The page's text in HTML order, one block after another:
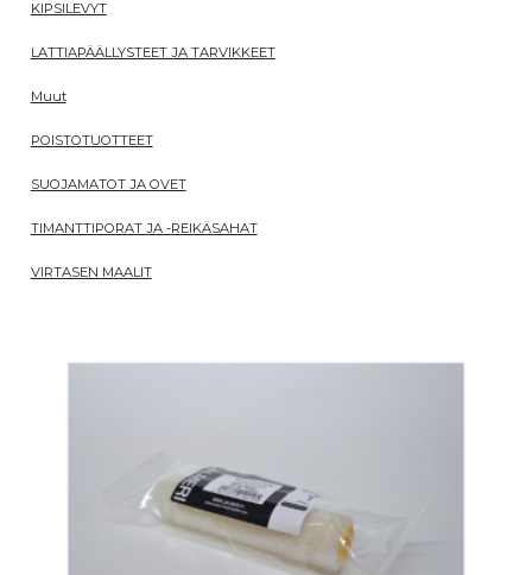
KIPSILEVYT
LATTIAPÄÄLLYSTEET JA TARVIKKEET
Muut
POISTOTUOTTEET
SUOJAMATOT JA OVET
TIMANTTIPORAT JA -REIKÄSAHAT
VIRTASEN MAALIT